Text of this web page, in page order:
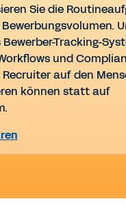
Sie die
Tracking-
und
auf den
können statt auf